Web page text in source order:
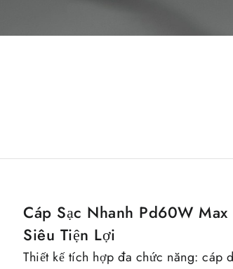
Cáp Sạc Nhanh Pd60W
Siêu Tiện Lợi
Thiết kế tích hợp đa chức năng: cáp